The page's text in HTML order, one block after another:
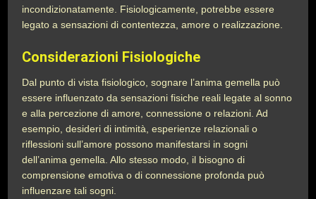
incondizionatamente. Fisiologicamente, potrebbe essere
legato a sensazioni di contentezza, amore o realizzazione.
Considerazioni Fisiologiche
Dal punto di vista fisiologico, sognare l’anima gemella può
essere influenzato da sensazioni fisiche reali legate al sonno
e alla percezione di amore, connessione o relazioni. Ad
esempio, desideri di intimità, esperienze relazionali o
riflessioni sull’amore possono manifestarsi in sogni
dell’anima gemella. Allo stesso modo, il bisogno di
comprensione emotiva o di connessione profonda può
influenzare tali sogni.